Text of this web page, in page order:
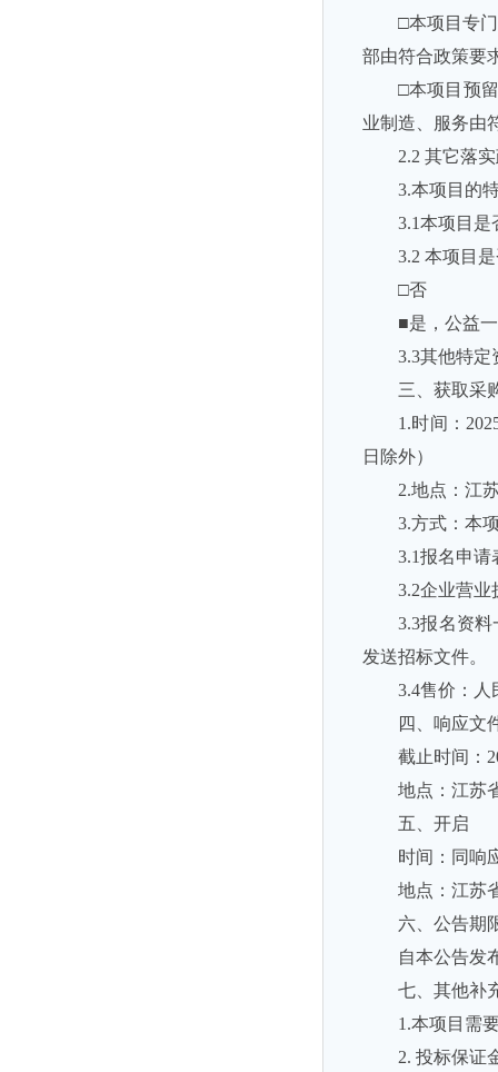
□本项目专
部由符合政策要
□本项目预
业制造、服务由
2.2 其它落
3.本项目的
3.1本项目
3.2 本项目
□否
■是，公益
3.3其他特
三、获取采
1.时间：
日除外）
2.地点：江
3.方式：本
3.1报名申
3.2企业营
3.3报名资
发送招标文件。
3.4售价：
四、响应文
截止时间：
地点：江苏
五、开启
时间：同响
地点：江苏
六、公告期
自本公告发
七、其他补
1.本项目需
2. 投标保证